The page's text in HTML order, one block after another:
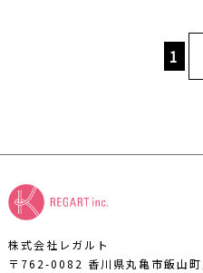
1
株式会社レガルト
〒762-0082 香川県丸亀市飯山